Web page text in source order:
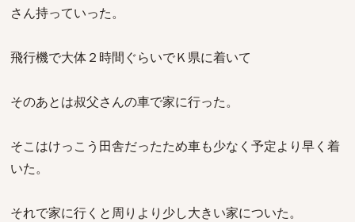
さん持っていった。
飛行機で大体２時間ぐらいでＫ県に着いて
そのあとは叔父さんの車で家に行った。
そこはけっこう田舎だったため車も少なく予定より早く着
いた。
それで家に行くと周りより少し大きい家についた。